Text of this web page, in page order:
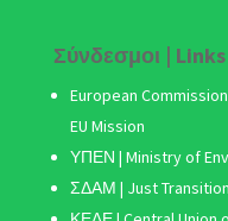
Σύνδεσμοι | Links
European
EU Mission
ΥΠΕΝ | Ministry of
ΣΔΑΜ | Just